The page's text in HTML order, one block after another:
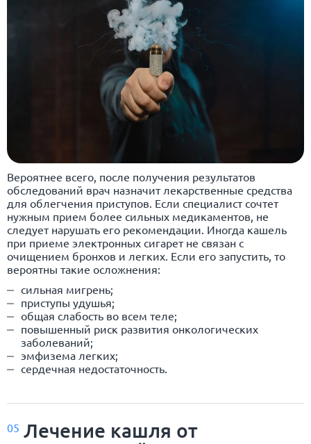
Вероятнее всего, после получения результатов
обследований врач назначит лекарственные средства
для облегчения приступов. Если специалист сочтет
нужным прием более сильных медикаментов, не
следует нарушать его рекомендации. Иногда кашель
при приеме электронных сигарет не связан с
очищением бронхов и легких. Если его запустить, то
вероятны такие осложнения:
сильная мигрень;
приступы удушья;
общая слабость во всем теле;
повышенный риск развития онкологических
заболеваний;
эмфизема легких;
сердечная недостаточность.
05 Лечение кашля от